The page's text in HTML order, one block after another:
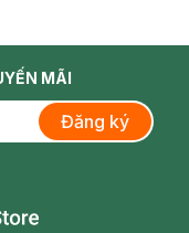
MÃI
Đăng ký